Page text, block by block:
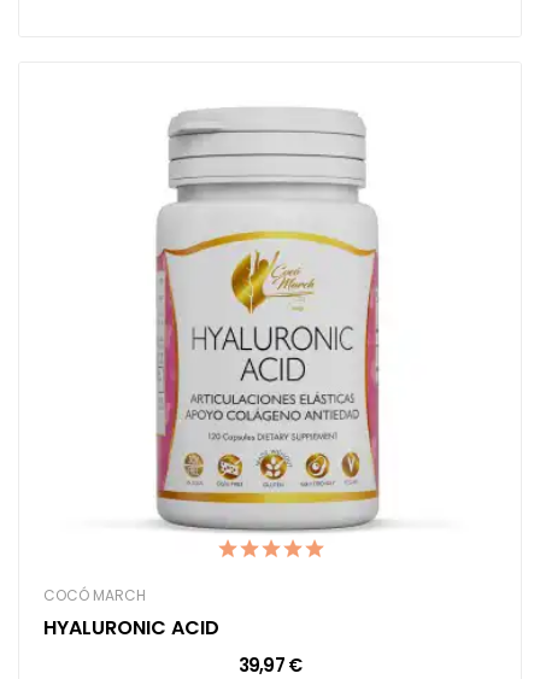
COCÓ MARCH
HYALURONIC ACID
39,97 €